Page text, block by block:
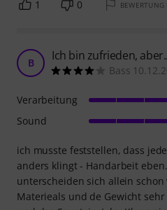
1 0
B Ich bin zufrieden,
Bass
ich musste feststellen, dass
anders klingt - Handarbeit
unterscheiden sich allein schon
Materieals und de Gewicht
Verarbeitung
Sound